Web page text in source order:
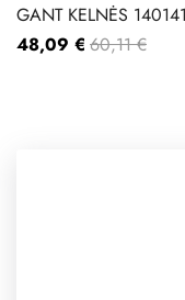
GANT KELNĖS
48,09 € 60,11 €